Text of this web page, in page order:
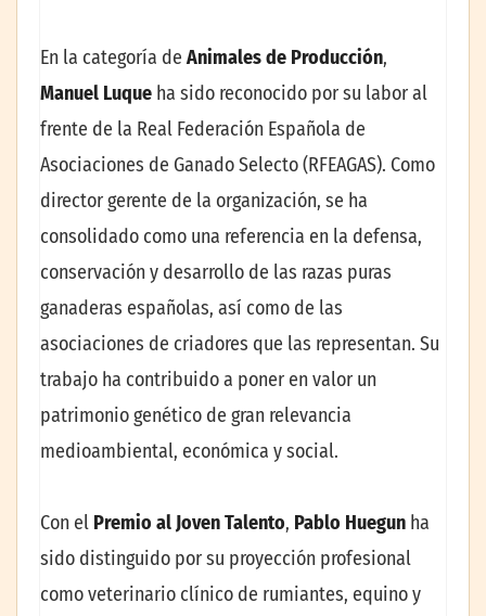
En la categoría de Animales de Producción,
Manuel Luque ha sido reconocido por su labor al
frente de la Real Federación Española de
Asociaciones de Ganado Selecto (RFEAGAS). Como
director gerente de la organización, se ha
consolidado como una referencia en la defensa,
conservación y desarrollo de las razas puras
ganaderas españolas, así como de las
asociaciones de criadores que las representan. Su
trabajo ha contribuido a poner en valor un
patrimonio genético de gran relevancia
medioambiental, económica y social.
Con el Premio al Joven Talento, Pablo Huegun ha
sido distinguido por su proyección profesional
como veterinario clínico de rumiantes, equino y